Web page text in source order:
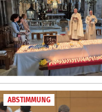
ABSTIMMUNG